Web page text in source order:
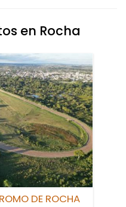
en Rocha
DE ROCHA